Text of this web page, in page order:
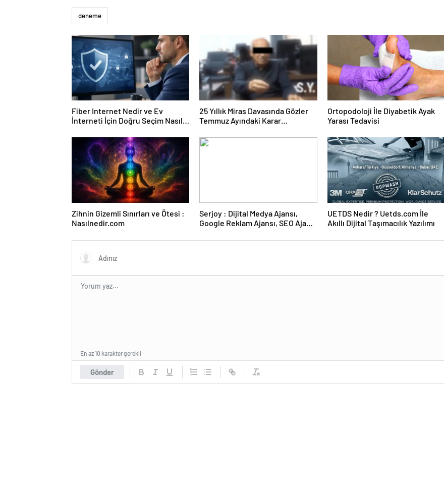
deneme
Fiber Internet Nedir ve Ev
İnterneti İçin Doğru Seçim Nasıl
25 Yıllık Miras Davasında Gözler
Temmuz Ayındaki Karar
Ortopodoloji İle Diyabetik Ayak
Yarası Tedavisi
Zihnin Gizemli Sınırları ve Ötesi :
Nasılnedir.com
Serjoy : Dijital Medya Ajansı,
Google Reklam Ajansı, SEO Ajansı
UETDS Nedir ? Uetds.com İle
Akıllı Dijital Taşımacılık Yazılımı
Gönder
En az 10 karakter gerekli